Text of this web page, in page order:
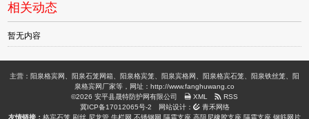
相关动态
暂无内容
主营：阳泉格宾网、阳泉石笼网箱、阳泉格宾笼、阳泉宾格网、阳泉格宾石笼、阳泉铁丝笼、阳
泉格宾网厂家等，网址：http://www.fanghuwang.co
©2026 安平县晟特防护网有限公司
XML
RSS
冀ICP备17012065号-2 网站设计：
青禾网络
友情链接： 格宾石笼 刷丝 尼龙管 牛栏网 不锈钢网 隔震支座 高阻尼橡胶支座 隔震支座 钢筋网片